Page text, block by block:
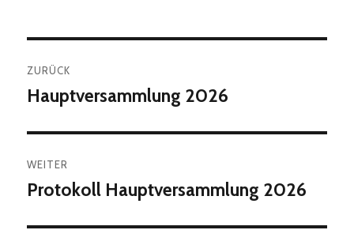
ZURÜCK
Vorheriger
Hauptversammlung 2026
WEITER
Nächster
Protokoll Hauptversammlung 2026